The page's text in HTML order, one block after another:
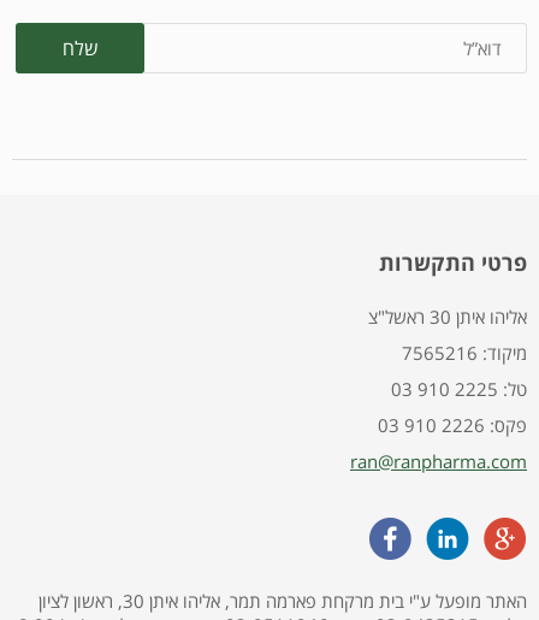
פרטי התקשרות
אליהו איתן 30 ראשל"צ
7565216 :מיקוד
03 910 2225 :טל
03 910 2226 :פקס
ran@ranpharma.com
האתר מופעל ע"י בית מרקחת פארמה תמר, אליהו איתן 30, ראשון לציון